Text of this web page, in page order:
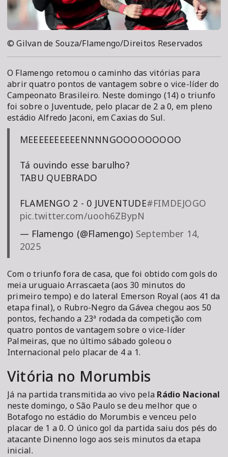
© Gilvan de Souza/Flamengo/Direitos Reservados
O Flamengo retomou o caminho das vitórias para
abrir quatro pontos de vantagem sobre o vice-líder do
Campeonato Brasileiro. Neste domingo (14) o triunfo
foi sobre o Juventude, pelo placar de 2 a 0, em pleno
estádio Alfredo Jaconi, em Caxias do Sul.
MEEEEEEEEEENNNNGOOOOOOOOO
Tá ouvindo esse barulho?
TABU QUEBRADO
FLAMENGO 2 - 0 JUVENTUDE#FIMDEJOGO
pic.twitter.com/uooh6ZBypN
— Flamengo (@Flamengo) September 14,
2025
Com o triunfo fora de casa, que foi obtido com gols do
meia uruguaio Arrascaeta (aos 30 minutos do
primeiro tempo) e do lateral Emerson Royal (aos 41 da
etapa final), o Rubro-Negro da Gávea chegou aos 50
pontos, fechando a 23ª rodada da competição com
quatro pontos de vantagem sobre o vice-líder
Palmeiras, que no último sábado goleou o
Internacional pelo placar de 4 a 1.
Vitória no Morumbis
Já na partida transmitida ao vivo pela Rádio Nacional
neste domingo, o São Paulo se deu melhor que o
Botafogo no estádio do Morumbis e venceu pelo
placar de 1 a 0. O único gol da partida saiu dos pés do
atacante Dinenno logo aos seis minutos da etapa
inicial.